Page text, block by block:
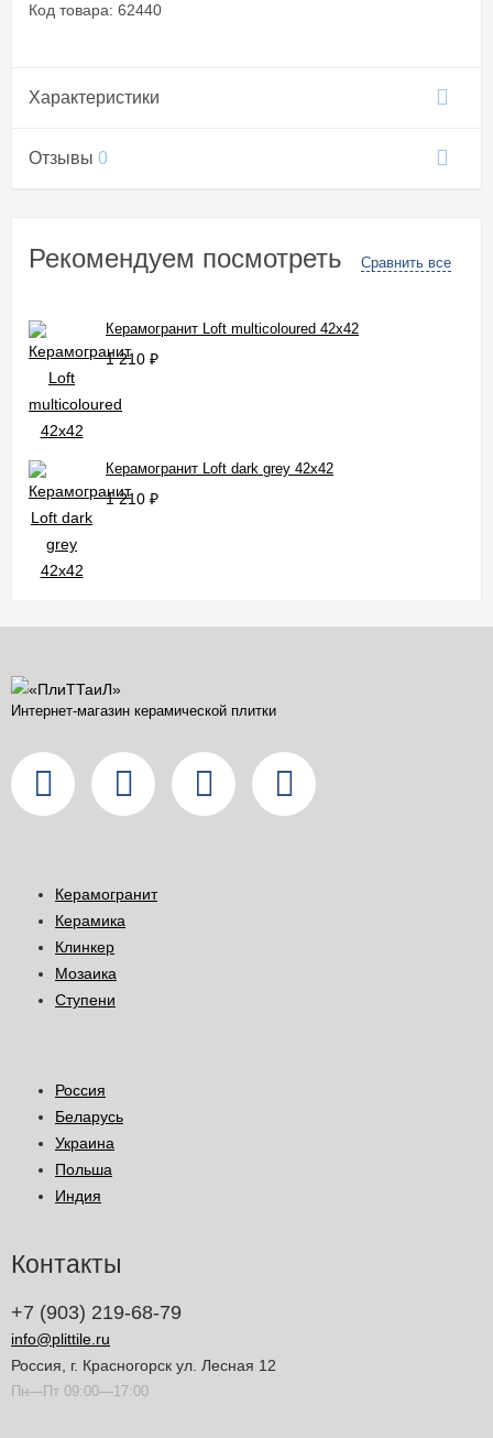
Код товара: 62440
Характеристики
Отзывы 0
Рекомендуем посмотреть Сравнить все
Керамогранит Loft multicoloured 42x42
1 210 ₽
Керамогранит Loft dark grey 42x42
1 210 ₽
Интернет-магазин керамической плитки
Керамогранит
Керамика
Клинкер
Мозаика
Ступени
Россия
Беларусь
Украина
Польша
Индия
Контакты
+7 (903) 219-68-79
info@plittile.ru
Россия, г. Красногорск ул. Лесная 12
Пн—Пт 09:00—17:00